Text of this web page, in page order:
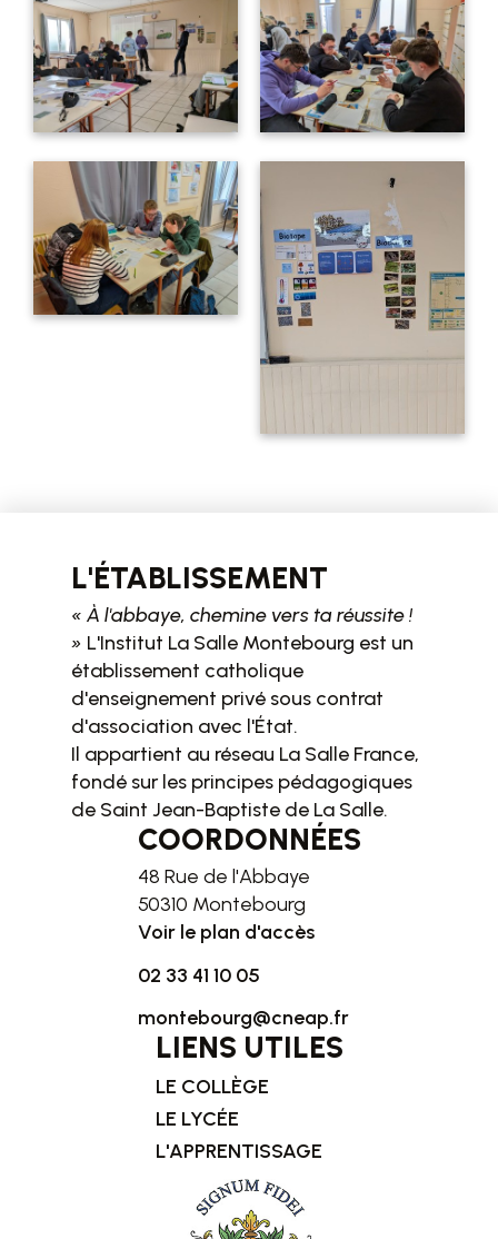
L'ÉTABLISSEMENT
« À l'abbaye, chemine vers ta réussite !
» L'Institut La Salle Montebourg est un
établissement catholique
d'enseignement privé sous contrat
d'association avec l'État.
Il appartient au réseau La Salle France,
fondé sur les principes pédagogiques
de Saint Jean-Baptiste de La Salle.
COORDONNÉES
48 Rue de l'Abbaye
50310 Montebourg
Voir le plan d'accès
02 33 41 10 05
montebourg@cneap.fr
LIENS UTILES
LE COLLÈGE
LE LYCÉE
L'APPRENTISSAGE